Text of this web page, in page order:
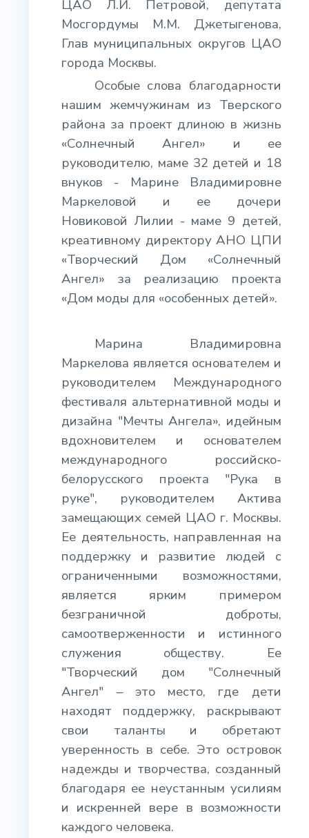
ЦАО Л.И. Петровой, депутата
Мосгордумы М.М. Джетыгенова,
Глав муниципальных округов ЦАО
города Москвы.
Особые слова благодарности
нашим жемчужинам из Тверского
района за проект длиною в жизнь
«Солнечный Ангел» и ее
руководителю, маме 32 детей и 18
внуков - Марине Владимировне
Маркеловой и ее дочери
Новиковой Лилии - маме 9 детей,
креативному директору АНО ЦПИ
«Творческий Дом «Солнечный
Ангел» за реализацию проекта
«Дом моды для «особенных детей».
Марина Владимировна
Маркелова является основателем и
руководителем Международного
фестиваля альтернативной моды и
дизайна "Мечты Ангела», идейным
вдохновителем и основателем
международного российско-
белорусского проекта "Рука в
руке", руководителем Актива
замещающих семей ЦАО г. Москвы.
Ее деятельность, направленная на
поддержку и развитие людей с
ограниченными возможностями,
является ярким примером
безграничной доброты,
самоотверженности и истинного
служения обществу. Ее
"Творческий дом "Солнечный
Ангел" – это место, где дети
находят поддержку, раскрывают
свои таланты и обретают
уверенность в себе. Это островок
надежды и творчества, созданный
благодаря ее неустанным усилиям
и искренней вере в возможности
каждого человека.